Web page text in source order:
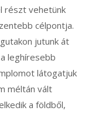
részt vehetünk
célpontja.
jutunk át
leghíresebb
látogatjuk
méltán vált
a földből,